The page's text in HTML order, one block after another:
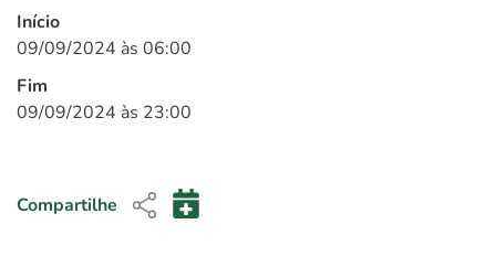
Início
09/09/2024 às 06:00
Fim
09/09/2024 às 23:00
Compartilhe